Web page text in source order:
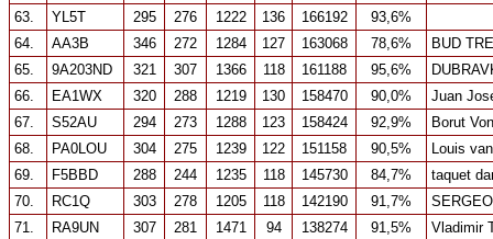
63.
YL5T 295 276 1222 136 166192
93,6%
64.
AA3B 346 272 1284 127 163068 78,6%
BUD
65.
9A203ND 321 307 1366 118 161188 95,6%
66.
EA1WX 320 288 1219 130 158470 90,0%
Juan
67.
S52AU 294 273 1288 123 158424 92,9%
Borut
68.
PA0LOU 304 275 1239 122 151158 90,5%
Louis
69.
F5BBD 288 244 1235 118 145730 84,7%
taquet
70.
RC1Q 303 278 1205 118 142190 91,7%
SERGEO
71.
RA9UN 307 281 1471 94 138274 91,5%
Vladimir